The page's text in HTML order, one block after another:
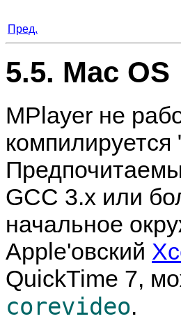
Пред.
5.5. Mac OS
MPlayer не
GCC 3.x или
начальное
Apple'овский
QuickTime 7,
corevideo.